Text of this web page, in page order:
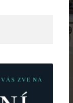
bydlení?